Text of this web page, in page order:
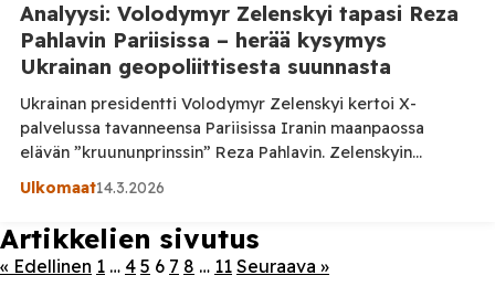
Analyysi: Volodymyr Zelenskyi tapasi Reza
Pahlavin Pariisissa – herää kysymys
Ukrainan geopoliittisesta suunnasta
Ukrainan presidentti Volodymyr Zelenskyi kertoi X-
palvelussa tavanneensa Pariisissa Iranin maanpaossa
elävän ”kruununprinssin” Reza Pahlavin. Zelenskyin
mukaan tapaamisessa keskusteltiin Iranin tilanteesta,
autoritaarisia hallintoja vastaan. Lyhyeltä vaikuttava
tapaaminen herättää kuitenkin huomattavasti laajempia
kysymyksiä. Ukrainan presidentti käy parhaillaan vaikeaa
Ulkomaat14.3.2026
Artikkelien sivutus
« Edellinen 1 … 4 5 6 7 8 … 11 Seuraava »